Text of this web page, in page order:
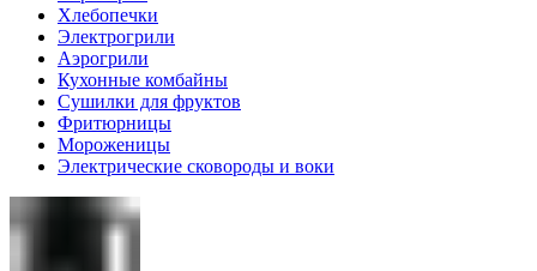
Хлебопечки
Электрогрили
Аэрогрили
Кухонные комбайны
Сушилки для фруктов
Фритюрницы
Мороженицы
Электрические сковороды и воки